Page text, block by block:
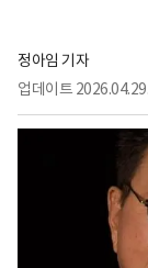
정아임 기자
업데이트